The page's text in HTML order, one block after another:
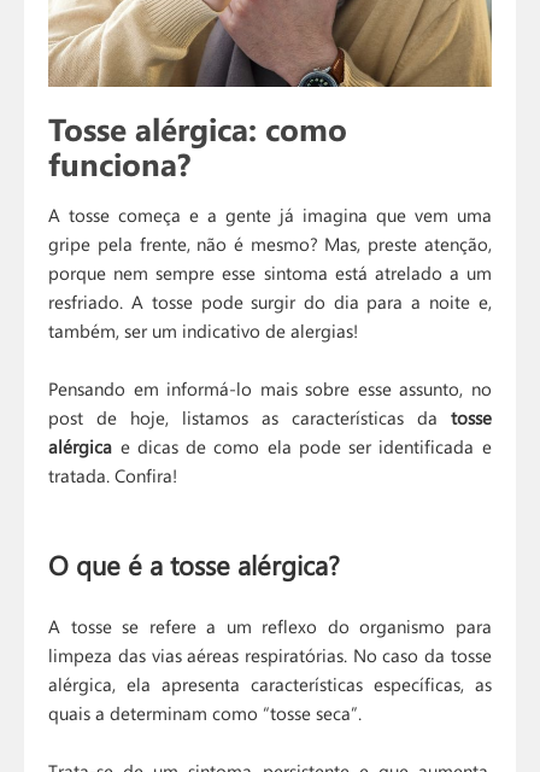
Tosse alérgica: como
funciona?
A tosse começa e a gente já imagina que vem uma
gripe pela frente, não é mesmo? Mas, preste atenção,
porque nem sempre esse sintoma está atrelado a um
resfriado. A tosse pode surgir do dia para a noite e,
também, ser um indicativo de alergias!
Pensando em informá-lo mais sobre esse assunto, no
post de hoje, listamos as características da tosse
alérgica e dicas de como ela pode ser identificada e
tratada. Confira!
O que é a tosse alérgica?
A tosse se refere a um reflexo do organismo para
limpeza das vias aéreas respiratórias. No caso da tosse
alérgica, ela apresenta características específicas, as
quais a determinam como “tosse seca”.